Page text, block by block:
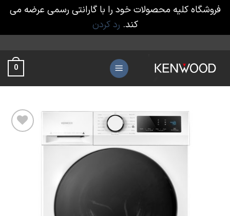
فروشگاه کلیه محصولات خود را با گارانتی رسمی عرضه می
کند. رد کردن
content
0